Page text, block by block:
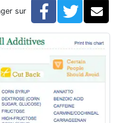
d'ingrédients
sur Facebook